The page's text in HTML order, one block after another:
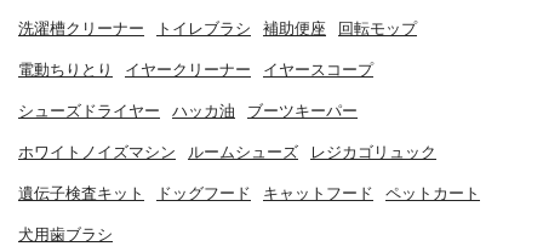
洗濯槽クリーナー トイレブラシ 補助便座 回転モップ
電動ちりとり イヤークリーナー イヤースコープ
シューズドライヤー ハッカ油 ブーツキーパー
ホワイトノイズマシン ルームシューズ レジカゴリュック
遺伝子検査キット ドッグフード キャットフード ペットカート
犬用歯ブラシ